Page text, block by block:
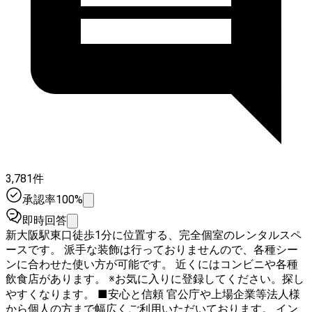
3,781件
承認率100%
即時回答
新大阪駅東口徒歩1分に位置する、完全個室のレンタルスペ
ースです。 派手な装飾は行っておりませんので、各種シー
ンに合わせた使い方が可能です。 近くにはコンビニや各種
飲食店があります。 ※お気に入りに登録してください。探し
やすくなります。 ■安心と信頼 官公庁や上場企業等法人様
から個人の方まで幅広くご利用いただいております。 イン